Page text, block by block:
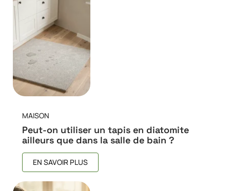
MAISON
Peut-on utiliser un tapis en diatomite
ailleurs que dans la salle de bain ?
EN SAVOIR PLUS